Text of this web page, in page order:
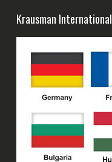
Krausman International